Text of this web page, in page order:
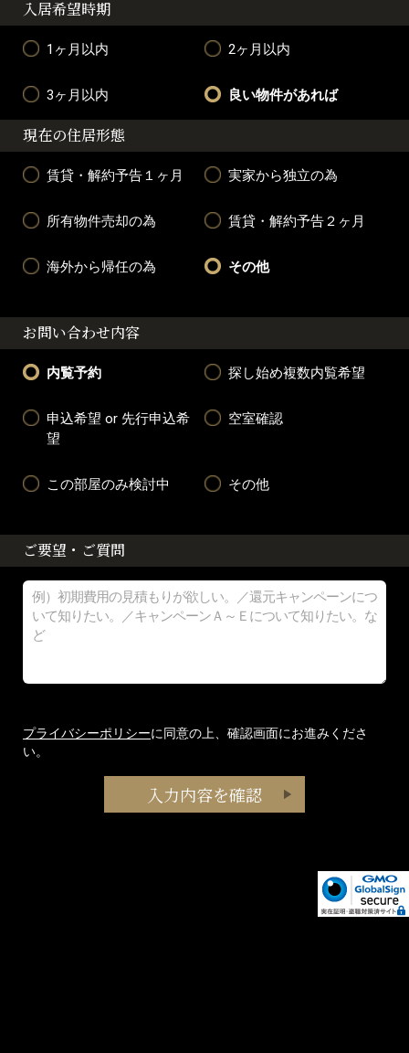
入居希望時期
1ヶ月以内 2ヶ月以内
3ヶ月以内 良い物件があれば
現在の住居形態
賃貸・解約予告１ヶ月 実家から独立の為
所有物件売却の為 賃貸・解約予告２ヶ月
海外から帰任の為 その他
お問い合わせ内容
内覧予約 探し始め複数内覧希望
申込希望 or 先行申込希
望
空室確認
この部屋のみ検討中 その他
ご要望・ご質問
プライバシーポリシーに同意の上、確認画面にお進みくださ
い。